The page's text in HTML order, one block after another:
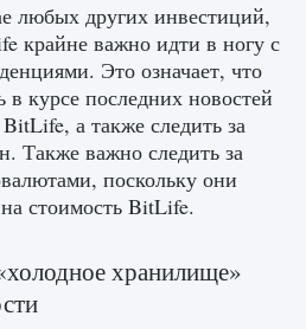
в EA FC 25
2 064 0 1
любых других инвестиций,
крайне важно идти в ногу с
Это означает, что
курсе последних новостей
а также следить за
Также важно следить за
поскольку они
стоимость BitLife.
хранилище»